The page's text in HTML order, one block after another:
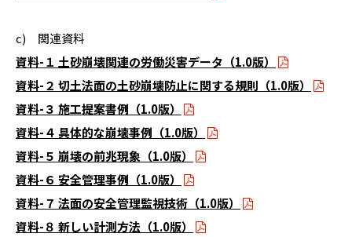
c) 関連資料
資料-１ 土砂崩壊関連の労働災害データ（1.0版）
資料-２ 切土法面の土砂崩壊防止に関する規則（1.0版）
資料-３ 施工提案書例（1.0版）
資料-４ 具体的な崩壊事例（1.0版）
資料-５ 崩壊の前兆現象（1.0版）
資料-６ 安全管理事例（1.0版）
資料-７ 法面の安全管理監視技術（1.0版）
資料-８ 新しい計測方法（1.0版）